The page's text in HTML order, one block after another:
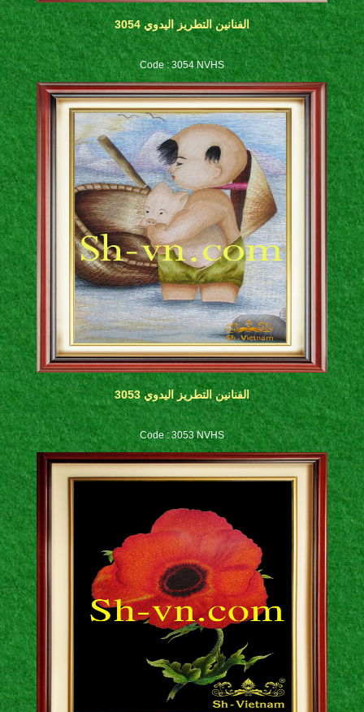
الفنانين التطريز اليدوي 3054
Code : 3054 NVHS
الفنانين التطريز اليدوي 3053
Code : 3053 NVHS